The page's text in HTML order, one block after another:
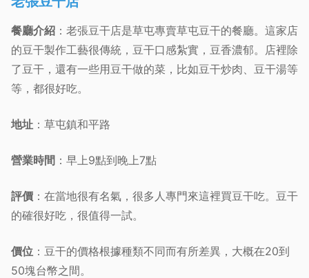
餐廳介紹 ：老張豆干店是草屯專賣草屯豆干的餐廳。這家店
的豆干製作工藝很傳統，豆干口感紮實，豆香濃郁。店裡除
了豆干，還有一些用豆干做的菜，比如豆干炒肉、豆干湯等
等，都很好吃。
地址 ：草屯鎮和平路
營業時間 ：早上9點到晚上7點
評價 ：在當地很有名氣，很多人專門來這裡買豆干吃。豆干
的確很好吃，很值得一試。
價位 ：豆干的價格根據種類不同而有所差異，大概在20到
50塊台幣之間。